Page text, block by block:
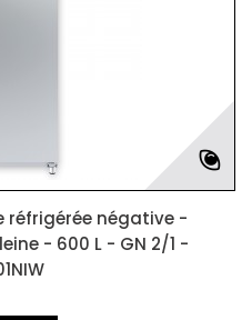
réfrigérée négative -
- 600 L - GN 2/1 -